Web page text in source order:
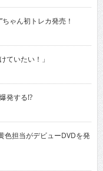
ゃん初トレカ発売！
いたい！」
発する!?
担当がデビューDVDを発